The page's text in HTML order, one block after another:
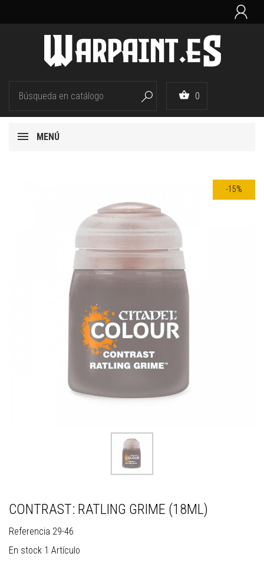

  0
MENÚ
-15%
CONTRAST: RATLING GRIME (18ML)
Referencia 29-46
En stock 1 Artículo